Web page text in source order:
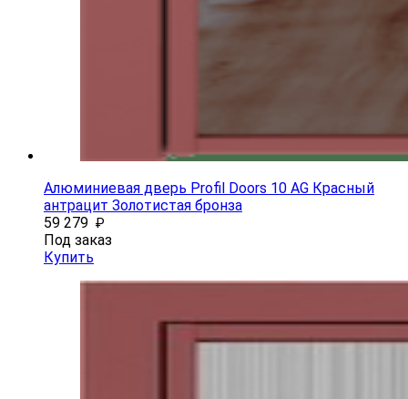
Алюминиевая дверь Profil Doors 10 AG Красный
антрацит Золотистая бронза
59 279 ₽
Под заказ
Купить